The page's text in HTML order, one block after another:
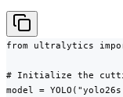
from ultralytics
# Initialize the
model =